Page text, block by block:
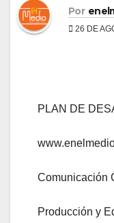
Por
26 DE
PLAN DE
Comunicación
Producción y